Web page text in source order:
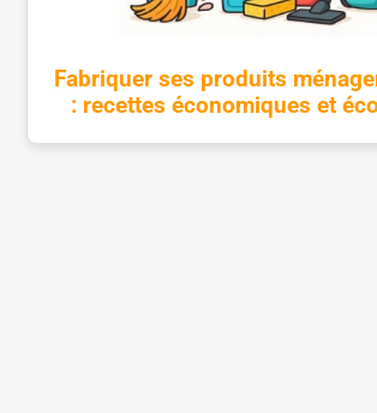
Fabriquer ses produits
: recettes économiques et